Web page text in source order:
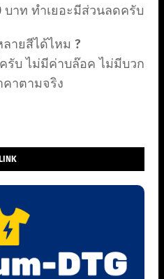
บาท ทำเยอะมีส่วนลดครับ
ายสีได้ไหม ?
รับ ไม่มีค่าบล๊อค ไม่มีบวก
คาตามจริง
LINK